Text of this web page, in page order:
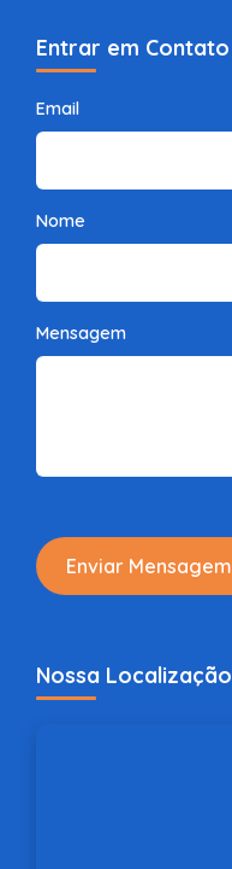
Entrar em Contato
Email
Nome
Mensagem
Enviar Mensagem
Nossa Localização